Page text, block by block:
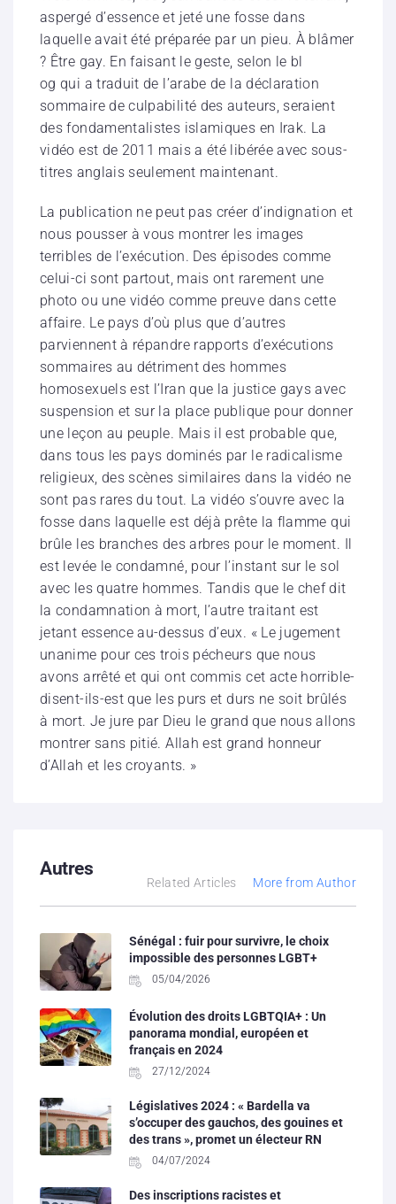
aspergé d’essence et jeté une fosse dans
laquelle avait été préparée par un pieu. À blâmer
? Être gay. En faisant le geste, selon le bl
og qui a traduit de l’arabe de la déclaration
sommaire de culpabilité des auteurs, seraient
des fondamentalistes islamiques en Irak. La
vidéo est de 2011 mais a été libérée avec sous-
titres anglais seulement maintenant.
La publication ne peut pas créer d’indignation et
nous pousser à vous montrer les images
terribles de l’exécution. Des épisodes comme
celui-ci sont partout, mais ont rarement une
photo ou une vidéo comme preuve dans cette
affaire. Le pays d’où plus que d’autres
parviennent à répandre rapports d’exécutions
sommaires au détriment des hommes
homosexuels est l’Iran que la justice gays avec
suspension et sur la place publique pour donner
une leçon au peuple. Mais il est probable que,
dans tous les pays dominés par le radicalisme
religieux, des scènes similaires dans la vidéo ne
sont pas rares du tout. La vidéo s’ouvre avec la
fosse dans laquelle est déjà prête la flamme qui
brûle les branches des arbres pour le moment. Il
est levée le condamné, pour l’instant sur le sol
avec les quatre hommes. Tandis que le chef dit
la condamnation à mort, l’autre traitant est
jetant essence au-dessus d’eux. « Le jugement
unanime pour ces trois pécheurs que nous
avons arrêté et qui ont commis cet acte horrible-
disent-ils-est que les purs et durs ne soit brûlés
à mort. Je jure par Dieu le grand que nous allons
montrer sans pitié. Allah est grand honneur
d’Allah et les croyants. »
Autres
Related Articles More from Author
Sénégal : fuir pour survivre, le choix
impossible des personnes LGBT+
05/04/2026
Évolution des droits LGBTQIA+ : Un
panorama mondial, européen et
français en 2024
27/12/2024
Législatives 2024 : « Bardella va
s’occuper des gauchos, des gouines et
des trans », promet un électeur RN
04/07/2024
Des inscriptions racistes et